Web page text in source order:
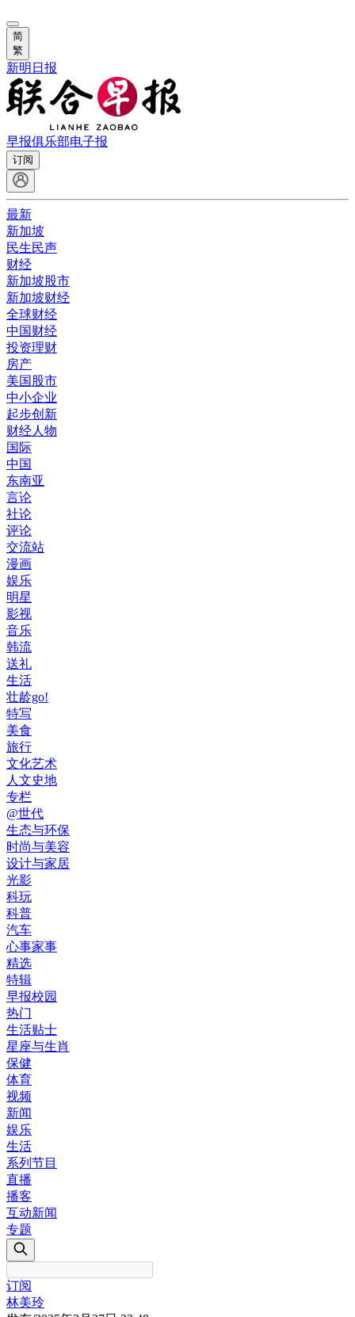
简
繁
新明日报
早报俱乐部电子报
订阅
最新
新加坡
民生民声
财经
新加坡股市
新加坡财经
全球财经
中国财经
投资理财
房产
美国股市
中小企业
起步创新
财经人物
国际
中国
东南亚
言论
社论
评论
交流站
漫画
娱乐
明星
影视
音乐
韩流
送礼
生活
壮龄go!
特写
美食
旅行
文化艺术
人文史地
专栏
@世代
生态与环保
时尚与美容
设计与家居
光影
科玩
科普
汽车
心事家事
精选
特辑
早报校园
热门
生活贴士
星座与生肖
保健
体育
视频
新闻
娱乐
生活
系列节目
直播
播客
互动新闻
专题
订阅
林美玲